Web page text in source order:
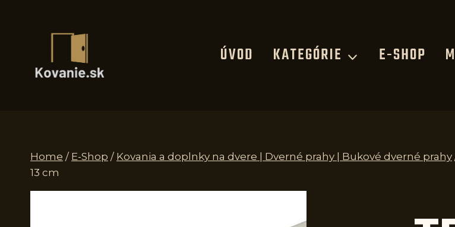
ÚVOD KATEGÓRIE E-SHOP
Home / E-Shop / Kovania a doplnky na dvere | Dverné prahy | Bukové dverné prahy
13 cm